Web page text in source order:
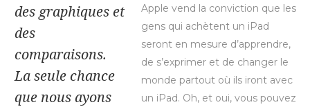
des graphiques et
des
comparaisons.
La seule chance
que nous ayons
Apple vend la conviction que les
gens qui achètent un iPad
seront en mesure d’apprendre,
de s’exprimer et de changer le
monde partout où ils iront avec
un iPad. Oh, et oui, vous pouvez